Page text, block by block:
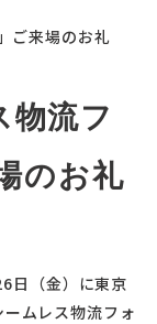
ご来場のお礼
物流フ
のお礼
日（金）に東京
ムレス物流フォ